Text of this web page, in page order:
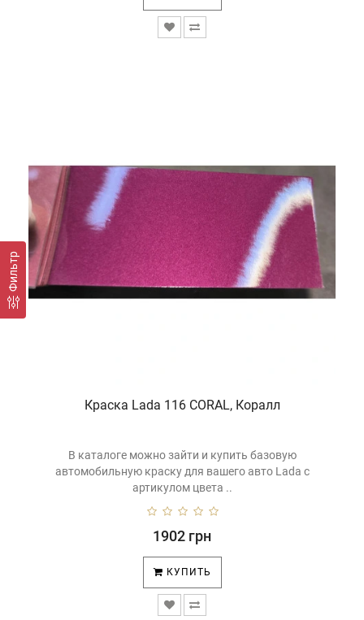
Фильтр
Краска Lada 116 CORAL, Коралл
В каталоге можно зайти и купить базовую
автомобильную краску для вашего авто Lada с
артикулом цвета ..
1902 грн
КУПИТЬ